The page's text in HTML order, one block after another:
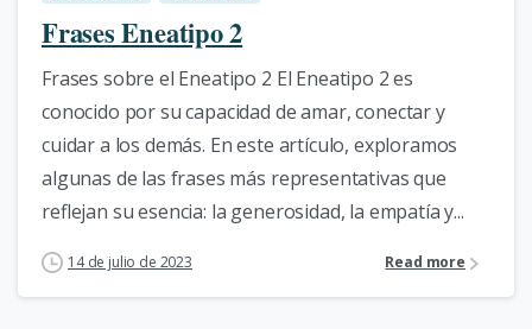
Frases Eneatipo 2
Frases sobre el Eneatipo 2 El Eneatipo 2 es
conocido por su capacidad de amar, conectar y
cuidar a los demás. En este artículo, exploramos
algunas de las frases más representativas que
reflejan su esencia: la generosidad, la empatía y...
14 de julio de 2023 Read more